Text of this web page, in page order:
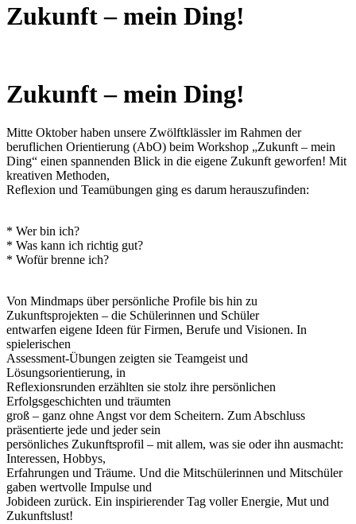
Zukunft – mein Ding!
Zukunft – mein Ding!
Mitte Oktober haben unsere Zwölftklässler im Rahmen der
beruflichen Orientierung (AbO) beim Workshop „Zukunft – mein
Ding“ einen spannenden Blick in die eigene Zukunft geworfen! Mit
kreativen Methoden,
Reflexion und Teamübungen ging es darum herauszufinden:
* Wer bin ich?
* Was kann ich richtig gut?
* Wofür brenne ich?
Von Mindmaps über persönliche Profile bis hin zu
Zukunftsprojekten – die Schülerinnen und Schüler
entwarfen eigene Ideen für Firmen, Berufe und Visionen. In
spielerischen
Assessment-Übungen zeigten sie Teamgeist und
Lösungsorientierung, in
Reflexionsrunden erzählten sie stolz ihre persönlichen
Erfolgsgeschichten und träumten
groß – ganz ohne Angst vor dem Scheitern. Zum Abschluss
präsentierte jede und jeder sein
persönliches Zukunftsprofil – mit allem, was sie oder ihn ausmacht:
Interessen, Hobbys,
Erfahrungen und Träume. Und die Mitschülerinnen und Mitschüler
gaben wertvolle Impulse und
Jobideen zurück. Ein inspirierender Tag voller Energie, Mut und
Zukunftslust!